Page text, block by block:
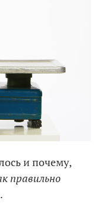
и почему,
правильно